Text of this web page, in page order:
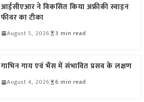
आईसीएआर ने विकसित किया अफ्रीकी स्वाइन
फीवर का टीका
August 5, 2026 3 min read
गाभिन गाय एवं भैंस में संभावित प्रसव के लक्षण
August 4, 2026 6 min read